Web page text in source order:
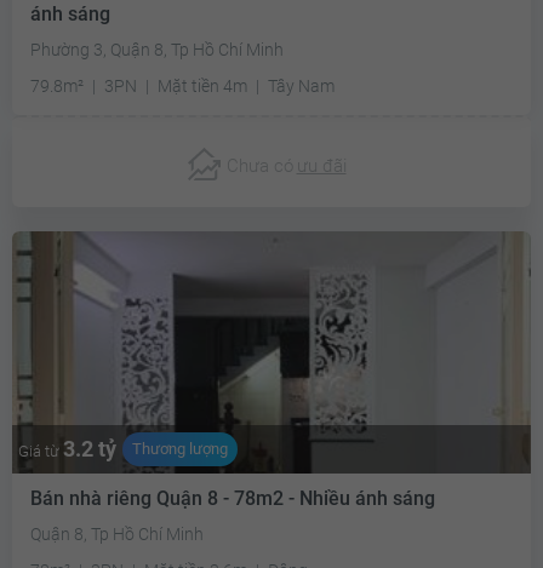
ánh sáng
Phường 3, Quận 8, Tp Hồ Chí Minh
79.8m²
3PN Mặt tiền 4m Tây Nam
Chưa có ưu đãi
Giá từ 3.2 tỷ Thương lượng
Bán nhà riêng Quận 8 - 78m2 - Nhiều ánh sáng
Quận 8, Tp Hồ Chí Minh